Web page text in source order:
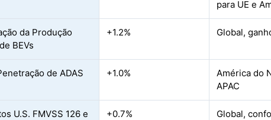
para UE e
da Produção
BEVs
+1.2% Global,
de ADAS +1.0%
América do
APAC
U.S. FMVSS 126 e
+0.7%
Global,